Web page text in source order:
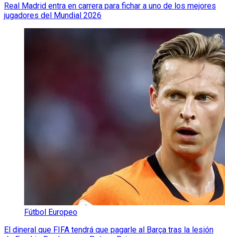
Real Madrid entra en carrera para fichar a uno de los mejores
jugadores del Mundial 2026
Fútbol Europeo
El dineral que FIFA tendrá que pagarle al Barça tras la lesión